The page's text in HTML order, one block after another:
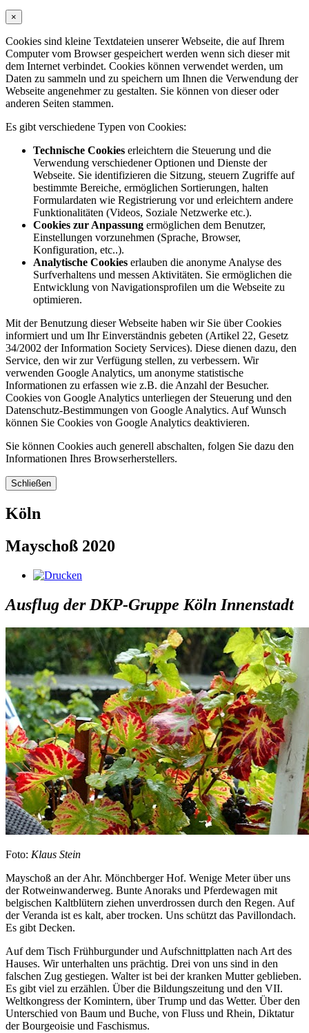
×
Cookies sind kleine Textdateien unserer Webseite, die auf Ihrem
Computer vom Browser gespeichert werden wenn sich dieser mit
dem Internet verbindet. Cookies können verwendet werden, um
Daten zu sammeln und zu speichern um Ihnen die Verwendung der
Webseite angenehmer zu gestalten. Sie können von dieser oder
anderen Seiten stammen.
Es gibt verschiedene Typen von Cookies:
Technische Cookies erleichtern die Steuerung und die
Verwendung verschiedener Optionen und Dienste der
Webseite. Sie identifizieren die Sitzung, steuern Zugriffe auf
bestimmte Bereiche, ermöglichen Sortierungen, halten
Formulardaten wie Registrierung vor und erleichtern andere
Funktionalitäten (Videos, Soziale Netzwerke etc.).
Cookies zur Anpassung ermöglichen dem Benutzer,
Einstellungen vorzunehmen (Sprache, Browser,
Konfiguration, etc..).
Analytische Cookies erlauben die anonyme Analyse des
Surfverhaltens und messen Aktivitäten. Sie ermöglichen die
Entwicklung von Navigationsprofilen um die Webseite zu
optimieren.
Mit der Benutzung dieser Webseite haben wir Sie über Cookies
informiert und um Ihr Einverständnis gebeten (Artikel 22, Gesetz
34/2002 der Information Society Services). Diese dienen dazu, den
Service, den wir zur Verfügung stellen, zu verbessern. Wir
verwenden Google Analytics, um anonyme statistische
Informationen zu erfassen wie z.B. die Anzahl der Besucher.
Cookies von Google Analytics unterliegen der Steuerung und den
Datenschutz-Bestimmungen von Google Analytics. Auf Wunsch
können Sie Cookies von Google Analytics deaktivieren.
Sie können Cookies auch generell abschalten, folgen Sie dazu den
Informationen Ihres Browserherstellers.
Schließen
Köln
Mayschoß 2020
Ausflug der DKP-Gruppe Köln Innenstadt
Foto: Klaus Stein
Mayschoß an der Ahr. Mönchberger Hof. Wenige Meter über uns
der Rotweinwanderweg. Bunte Anoraks und Pferdewagen mit
belgischen Kaltblütern ziehen unverdrossen durch den Regen. Auf
der Veranda ist es kalt, aber trocken. Uns schützt das Pavillondach.
Es gibt Decken.
Auf dem Tisch Frühburgunder und Aufschnittplatten nach Art des
Hauses. Wir unterhalten uns prächtig. Drei von uns sind in den
falschen Zug gestiegen. Walter ist bei der kranken Mutter geblieben.
Es gibt viel zu erzählen. Über die Bildungszeitung und den VII.
Weltkongress der Komintern, über Trump und das Wetter. Über den
Unterschied von Baum und Buche, von Fluss und Rhein, Diktatur
der Bourgeoisie und Faschismus.